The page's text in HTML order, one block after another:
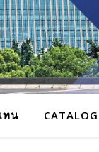
ทน CATALOG